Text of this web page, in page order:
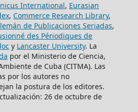
International, Eurasian
, Commerce Research Library,
de Publicaciones Seriadas,
des Périodiques de
y Lancaster University. La
por el Ministerio de Ciencia,
de Cuba (CITMA). Las
por los autores no
la postura de los editores.
26 de octubre de